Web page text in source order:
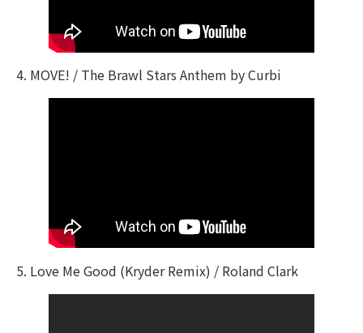
4. MOVE! / The Brawl Stars Anthem by Curbi
5. Love Me Good (Kryder Remix) / Roland Clark